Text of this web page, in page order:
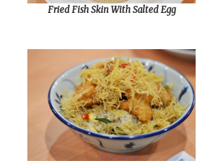
Fried Fish Skin With Salted Egg